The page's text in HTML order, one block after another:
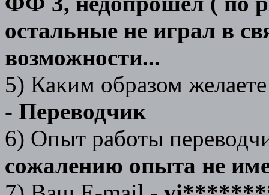
остальные не играл в
возможности...
5) Каким образом
- Переводчик
6) Опыт работы
сожалению опыта не